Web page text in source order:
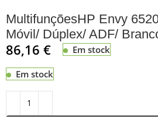
MultifunçõesHP Envy
Móvil/ Dúplex/ ADF/
86,16€ Em stock
Em stock